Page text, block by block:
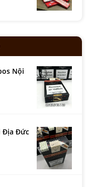
Nội
Địa Đức